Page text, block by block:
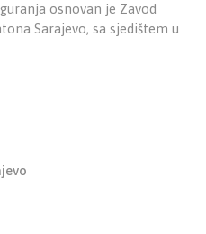
osnovan je Zavod
Sarajevo, sa sjedištem u